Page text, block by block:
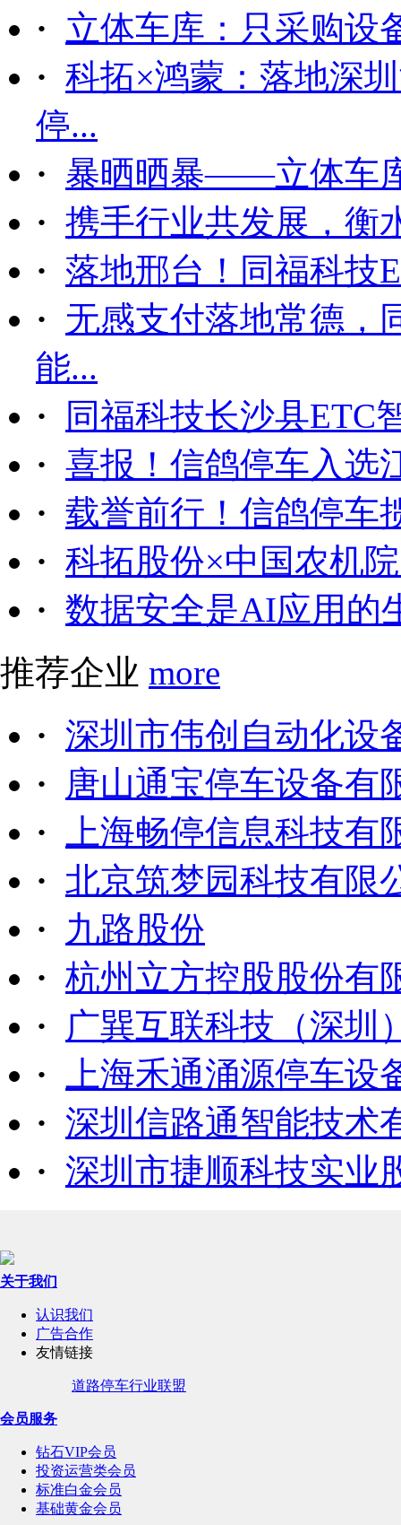
· 立体车库：只采购设
· 科拓×鸿蒙：落地深
停...
· 暴晒晒暴——立体车
· 携手行业共发展，衡
· 落地邢台！同福科技
· 无感支付落地常德，
能...
·
同福科技长沙县ETC
· 喜报！信鸽停车入选
· 载誉前行！信鸽停车
· 科拓股份×中国农机
· 数据安全是AI应用的
推荐企业 more
· 深圳市伟创自动化设
·
唐山通宝停车设备有
·
上海畅停信息科技有
· 北京筑梦园科技有限
·
九路股份
· 杭州立方控股股份有
·
广巽互联科技（深圳
·
上海禾通涌源停车设
· 深圳信路通智能技术
· 深圳市捷顺科技实业
关于我们
认识我们
广告合作
友情链接
道路停车行业联盟
会员服务
钻石VIP会员
投资运营类会员
标准白金会员
基础黄金会员